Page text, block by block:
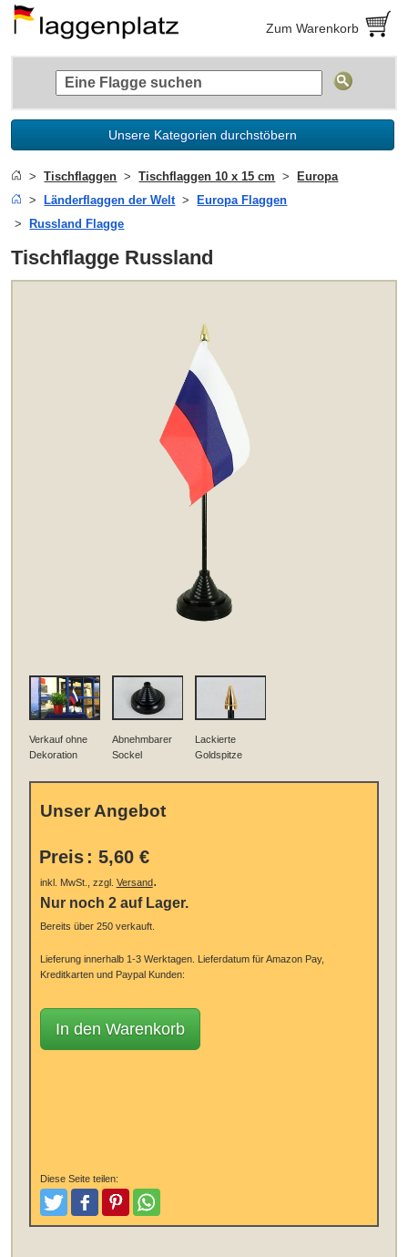
Zum Warenkorb
Unsere Kategorien durchstöbern
Tischflaggen Tischflaggen 10 x 15 cm
Europa
Länderflaggen der Welt
Europa Flaggen
Russland Flagge
Tischflagge Russland
Verkauf ohne
Dekoration
Abnehmbarer
Sockel
Lackierte
Goldspitze
Unser Angebot
Preis : 5,60 €
inkl. MwSt., zzgl. Versand.
Nur noch 2 auf Lager.
Bereits über 250 verkauft.
Lieferung innerhalb 1-3 Werktagen.
Lieferdatum für Amazon Pay,
Kreditkarten und Paypal Kunden:
In den Warenkorb
Diese Seite teilen:
TweetenPostenPinterestTeilen